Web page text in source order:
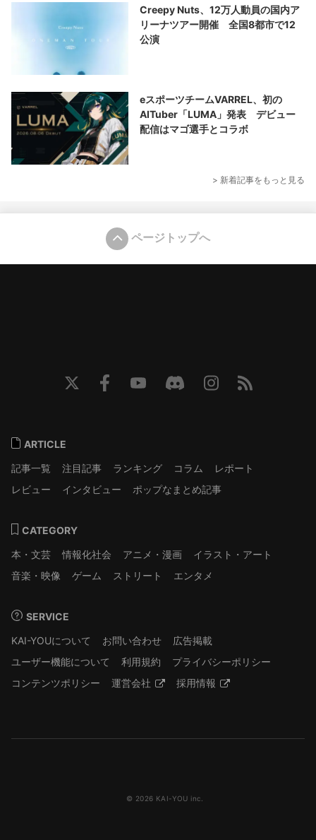
Creepy Nuts、12万人動員の国内ア
リーナツアー開催 全国8都市で12
公演
eスポーツチームVARREL、初の
AITuber「LUMA」発表 デビュー
配信はマゴ選手とコラボ
> 新着記事をもっと見る
ページトップへ
ARTICLE
記事一覧
注目記事 ランキング コラム
レポート
レビュー
インタビュー ポップなまとめ記事
CATEGORY
本・文芸
情報化社会 アニメ・漫画
イラスト・アート
音楽・映像
ゲーム ストリート エンタメ
SERVICE
KAI-YOUについて
お問い合わせ
広告掲載
ユーザー機能について
利用規約
プライバシーポリシー
コンテンツポリシー
運営会社 採用情報
© 2026 KAI-YOU inc.